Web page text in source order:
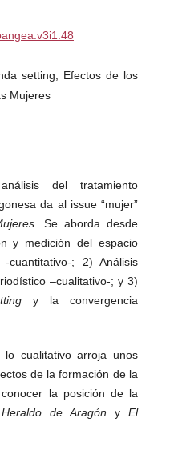
setting, Efectos de los
Mujeres
del tratamiento
da al issue “mujer”
Se aborda desde
y medición del espacio
-cuantitativo-; 2) Análisis
–cualitativo-; y 3)
y la convergencia
cualitativo arroja unos
de la formación de la
la posición de la
de Aragón yEl